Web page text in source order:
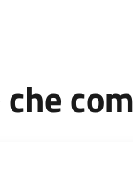
che